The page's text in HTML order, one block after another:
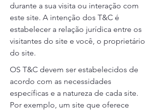
durante a sua visita ou interação com
este site. A intenção dos T&C é
estabelecer a relação jurídica entre os
visitantes do site e você, o proprietário
do site.
OS T&C devem ser estabelecidos de
acordo com as necessidades
específicas e a natureza de cada site.
Por exemplo, um site que oferece